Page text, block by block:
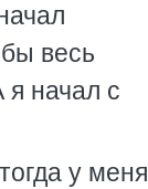
весь
я начал с
у меня